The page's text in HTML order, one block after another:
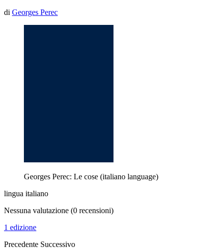
di Georges Perec
Georges Perec: Le cose (italiano language)
lingua italiano
Nessuna valutazione (0 recensioni)
1 edizione
Precedente Successivo